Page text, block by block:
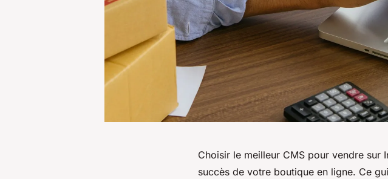
Choisir le meilleur CMS pour vendre sur
succès de votre boutique en ligne. Ce